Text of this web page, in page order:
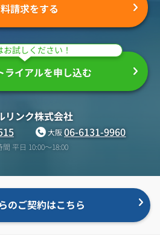
）
請求をする
お試しください！
ライアルを申し込む
リンク株式会社
大阪06-6131-9960
間 平日 10:00〜18:00
のご契約はこちら